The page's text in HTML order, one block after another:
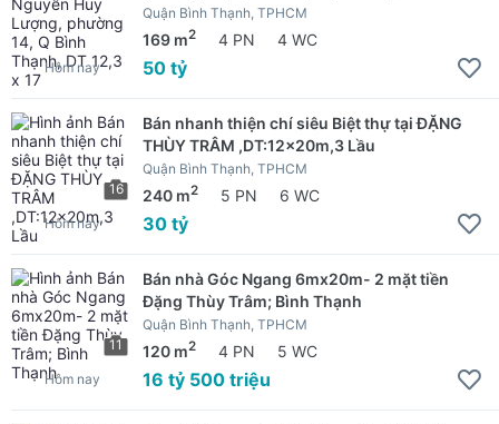
Quận Bình Thạnh, TPHCM
169 m2 4 PN 4 WC
50 tỷ
Hôm nay
16
Bán nhanh thiện chí siêu Biệt thự tại ĐẶNG
THÙY TRÂM ,DT:12x20m,3 Lầu
Quận Bình Thạnh, TPHCM
240 m2 5 PN 6 WC
30 tỷ
Hôm nay
11
Bán nhà Góc Ngang 6mx20m- 2 mặt tiền
Đặng Thùy Trâm; Bình Thạnh
Quận Bình Thạnh, TPHCM
120 m2 4 PN 5 WC
16 tỷ 500 triệu
Hôm nay